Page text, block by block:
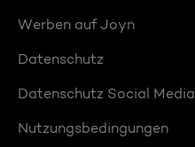
Werben auf Joyn
Datenschutz
Datenschutz Social Media
Nutzungsbedingungen